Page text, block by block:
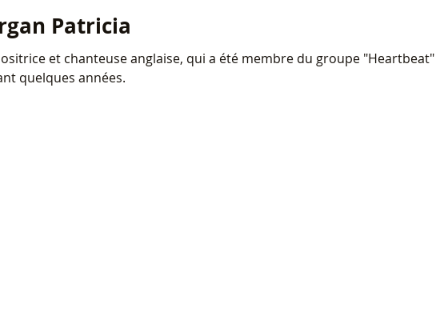
Patricia
et chanteuse anglaise, qui a été membre du groupe "Heartbeat"
quelques années.